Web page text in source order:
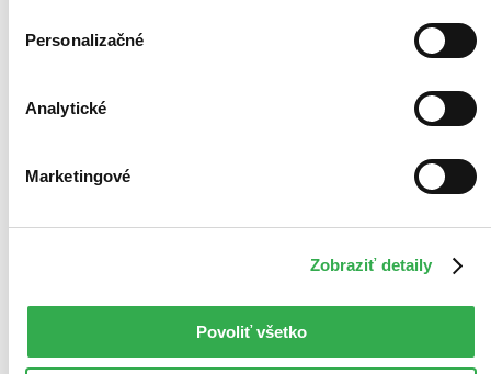
Personalizačné
Analytické
Marketingové
Zobraziť detaily
Povoliť všetko
Viedeň 1900 Wien
Janina Nentwig
Viedeň okolo roku 1900 – fascinujúce obdobie, v ktorom sa
Určujúcimi umeleckými štýlmi sú historizmus, secesia a
Knihapevná väzba s prebalom